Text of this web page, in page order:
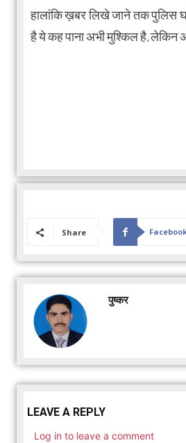
हालांकि ख़बर लिखे जाने तक पुलिस
है ये कह पाना अभी मुश्किल है, लेकिन
Share
पुष्कर
LEAVE A REPLY
Log in to leave a comment